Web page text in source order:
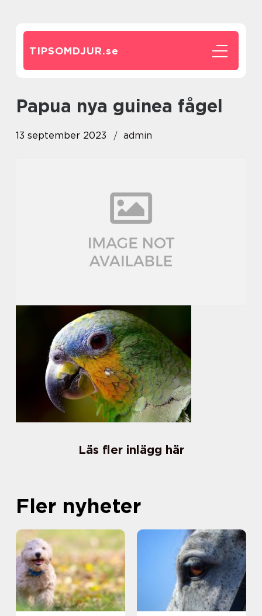
TIPSOMDJUR.se
papua nya guinea fågel
13 september 2023 admin
Läs fler inlägg här
Fler nyheter